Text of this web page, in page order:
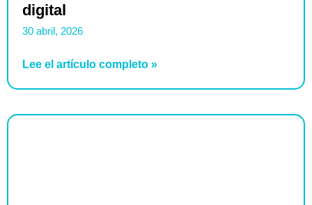
digital
30 abril, 2026
Lee el artículo completo »